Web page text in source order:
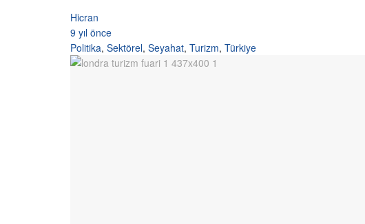
Hicran
9 yıl önce
Politika, Sektörel, Seyahat, Turizm, Türkiye